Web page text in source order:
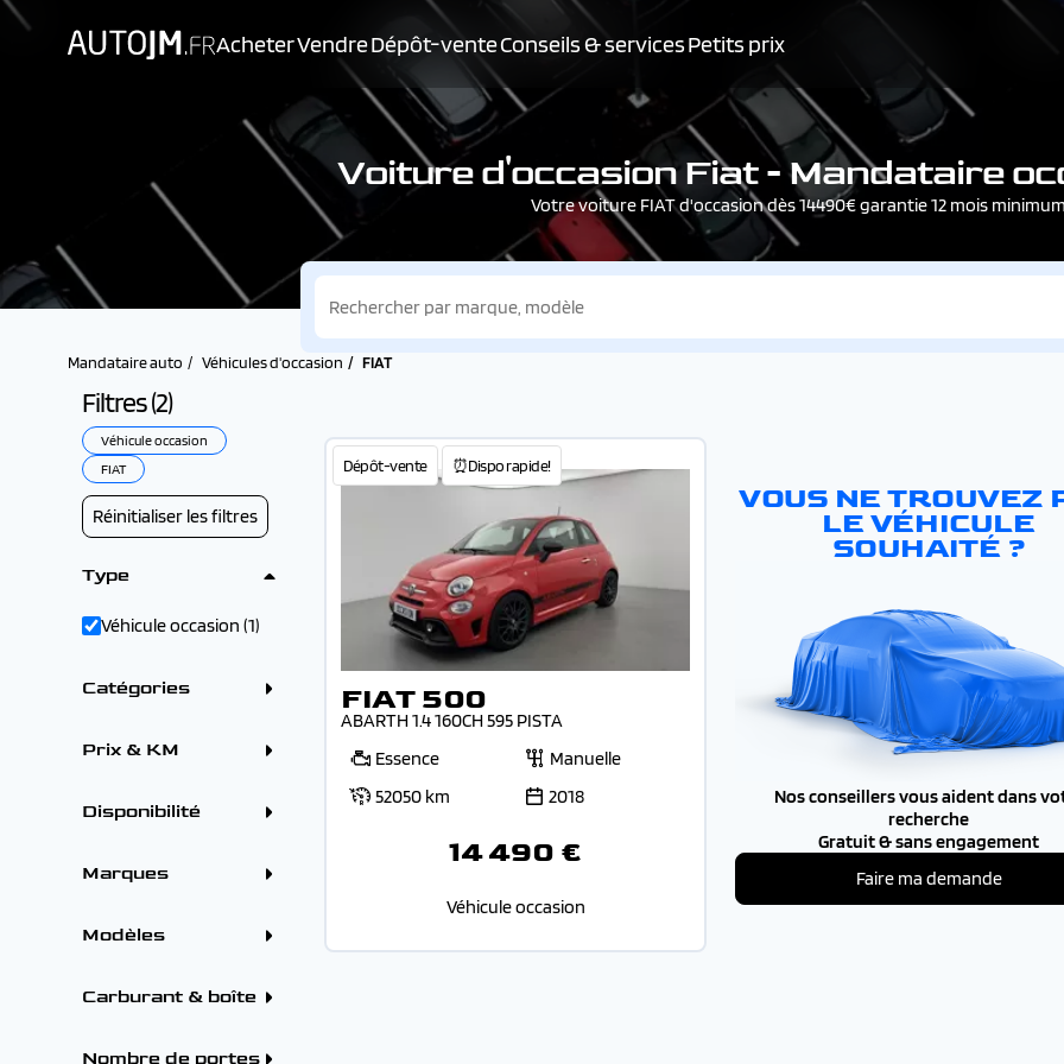
AcheterVendreDépôt-venteConseils & servicesPetits prix
Voiture d'occasion Fiat - Mandataire
Votre voiture FIAT d'occasion dès 14490€ garantie 12 mois
Mandataire auto Véhicules d'occasion FIAT
Filtres (2)
Véhicule occasion
FIAT
Réinitialiser les filtres
Type
Véhicule occasion (1)
Catégories
Prix & KM
Disponibilité
Marques
BMW (2)
CITROEN (4)
FORD (1)
OPEL (1)
Modèles
FIAT 500 (1)
Carburant & boîte
Essence (1)
Nombre de portes
Dépôt-vente ⏰Dispo rapide!
FIAT 500
ABARTH 1.4 160CH 595 PISTA
Essence
Manuelle
52050 km
2018
14 490 €
Véhicule occasion
VOUS NE TROUVEZ
LE VÉHICULE
SOUHAITÉ ?
Nos conseillers vous aident dans
recherche
Gratuit & sans engagement
Faire ma demande